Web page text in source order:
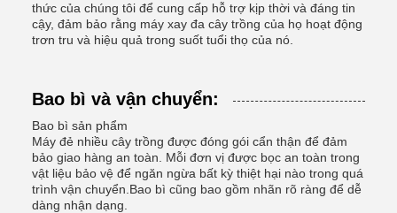
thức của chúng tôi để cung cấp hỗ trợ kịp thời và đáng tin
cậy, đảm bảo rằng máy xay đa cây trồng của họ hoạt động
trơn tru và hiệu quả trong suốt tuổi thọ của nó.
Bao bì và vận chuyển:
Bao bì sản phẩm
Máy đẻ nhiều cây trồng được đóng gói cẩn thận để đảm
bảo giao hàng an toàn. Mỗi đơn vị được bọc an toàn trong
vật liệu bảo vệ để ngăn ngừa bất kỳ thiệt hại nào trong quá
trình vận chuyển.Bao bì cũng bao gồm nhãn rõ ràng để dễ
dàng nhận dạng.